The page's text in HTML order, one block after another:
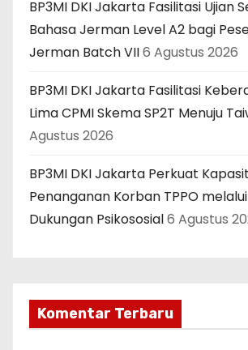
BP3MI DKI Jakarta Fasilitasi Ujian
Bahasa Jerman Level A2 bagi
Jerman Batch VII6 Agustus 2026
BP3MI DKI Jakarta Fasilitasi
Lima CPMI Skema SP2T Menuju
Agustus 2026
BP3MI DKI Jakarta Perkuat
Penanganan Korban TPPO
Dukungan Psikososial6 Agustus
Komentar Terbaru